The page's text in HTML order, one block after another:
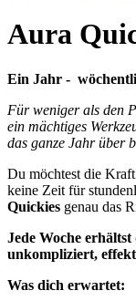
Aura
Ein Jahr -
Für weniger als den
ein mächtiges
das ganze Jahr über
Du möchtest die
keine Zeit für
Quickies genau das
Jede Woche
unkompliziert,
Was dich erwartet: